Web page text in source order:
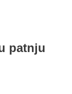
patnju